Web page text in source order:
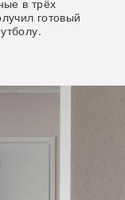
в трёх
готовый